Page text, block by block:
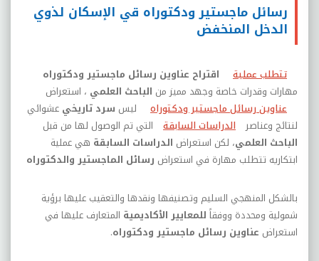
رسائل ماجستير ودكتوراه قي الإسكان لذوي
الدخل المنخفض
تتطلب عملية
اقتراح عناوين رسائل ماجستير ودكتوراه
مهارات وقدرات خاصة وجهد مميز من الباحث العلمي ، استعراض
عناوين رسائل ماجستير ودكتوراه
ليس سرد تاريخي عشوائي
لنتائج وعناصر الدراسات السابقة التي تم الوصول لها من قبل
الباحث العلمي، لكن استعراض الدراسات السابقة هي عملية
ابتكاريه تتطلب مهارة في استعراض رسائل الماجستير والدكتوراه
بالشكل المنهجي السليم وتصنيفها ونقدها والتعقيب عليها برؤية
شمولية ومحددة ووفقاً للمعايير الأكاديمية المتعارف عليها في
استعراض عناوين رسائل ماجستير ودكتوراه.